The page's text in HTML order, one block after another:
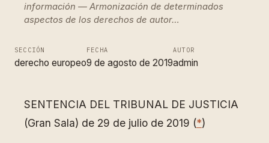
información — Armonización de determinados
aspectos de los derechos de autor…
SECCIÓN
derecho europeo
FECHA
9 de agosto de 2019
AUTOR
admin
SENTENCIA DEL TRIBUNAL DE JUSTICIA
(Gran Sala) de 29 de julio de 2019 (*)